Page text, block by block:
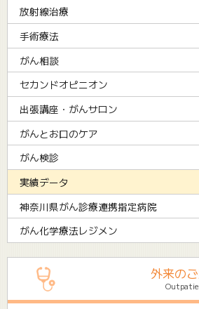
放射線治療
手術療法
がん相談
セカンドオピニオン
出張講座・がんサロン
がんとお口のケア
がん検診
実績データ
神奈川県がん診療連携指定病院
がん化学療法レジメン
外来の